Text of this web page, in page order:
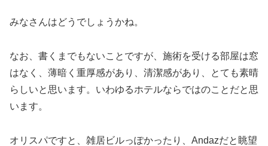
みなさんはどうでしょうかね。
なお、書くまでもないことですが、施術を受ける部屋は窓
はなく、薄暗く重厚感があり、清潔感があり、とても素晴
らしいと思います。いわゆるホテルならではのことだと思
います。
オリスパですと、雑居ビルっぽかったり、Andazだと眺望